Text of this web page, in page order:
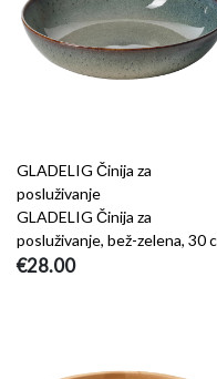
GLADELIG Činija za
posluživanje
GLADELIG Činija za
posluživanje, bež-zelena, 30
€28.00